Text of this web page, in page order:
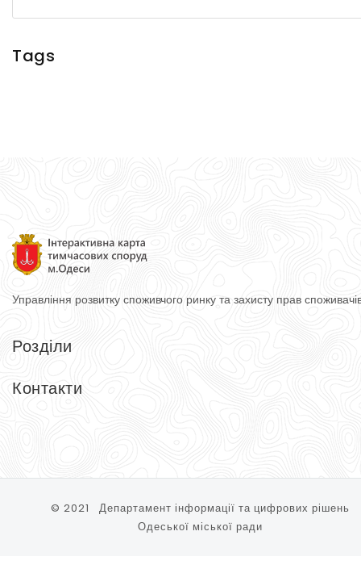
Tags
Управління розвитку споживчого ринку та захисту прав
Розділи
Довідник
Контакти
© 2021 Департамент інформації та цифрових рішень
Одеської міської ради